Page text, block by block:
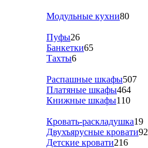
Модульные кухни80
Пуфы26
Банкетки65
Тахты6
Распашные шкафы507
Платяные шкафы464
Книжные шкафы110
Кровать-раскладушка19
Двухъярусные кровати92
Детские кровати216